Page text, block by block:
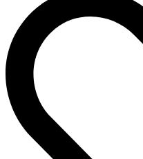
BOHO
Hochzeit
/
Dekoration
/
Baumwolle
Oeko-